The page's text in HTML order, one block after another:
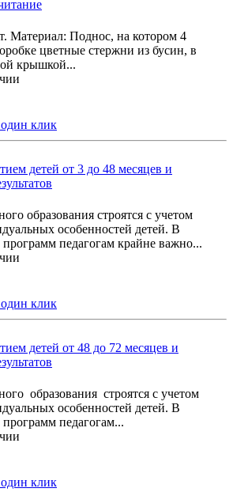
Материал: Поднос, на котором 4
цветные стержни из бусин, в
крышкой...
клик
детей от 3 до 48 месяцев и
образования строятся с учетом
особенностей детей. В
программ педагогам крайне важно...
клик
детей от 48 до 72 месяцев и
образования строятся с учетом
особенностей детей. В
педагогам...
клик